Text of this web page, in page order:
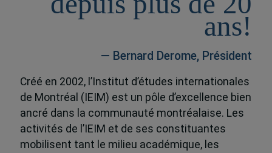
ans!
— Bernard Derome, Président
Créé en 2002, l’Institut d’études internationales
de Montréal (IEIM) est un pôle d’excellence bien
ancré dans la communauté montréalaise. Les
activités de l’IEIM et de ses constituantes
mobilisent tant le milieu académique, les